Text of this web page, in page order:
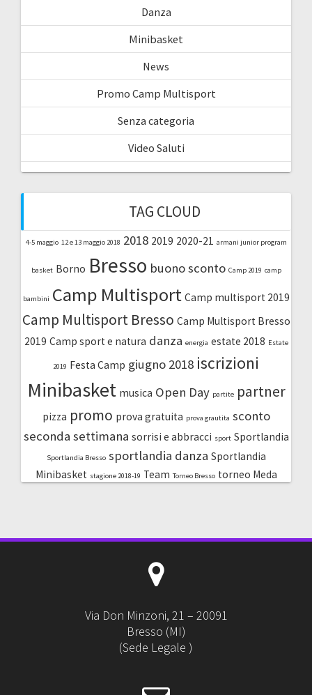
Danza
Minibasket
News
Promo Camp Multisport
Senza categoria
Video Saluti
TAG CLOUD
4-5 maggio 12 e 13 maggio 2018 2018 2019 2020-21 armani junior program
basket Borno Bresso buono sconto Camp 2019 camp
bambini Camp Multisport Camp multisport 2019
Camp Multisport Bresso Camp Multisport Bresso
2019 Camp sport e natura danza energia estate 2018 Estate
2019 Festa Camp giugno 2018 iscrizioni
Minibasket musica Open Day partite partner
pizza promo prova gratuita prova grautita sconto
seconda settimana sorrisi e abbracci sport Sportlandia
Sportlandia Bresso sportlandia danza Sportlandia
Minibasket stagione 2018-19 Team Torneo Bresso torneo Meda
Via Don Minzoni, 21 – 20091
Bresso (MI)
(Sede Legale )